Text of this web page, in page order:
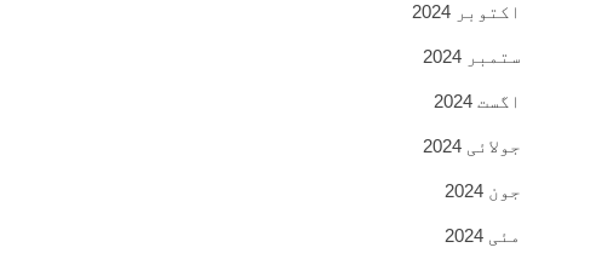
اکتوبر 2024
ستمبر 2024
اگست 2024
جولائی 2024
جون 2024
مئی 2024